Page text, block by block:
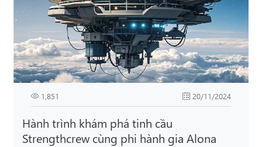
1,851 20/11/2024
Hành trình khám phá tinh cầu
Strengthcrew cùng phi hành gia Alona